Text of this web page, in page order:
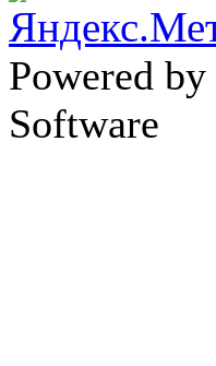
Powered by
Software